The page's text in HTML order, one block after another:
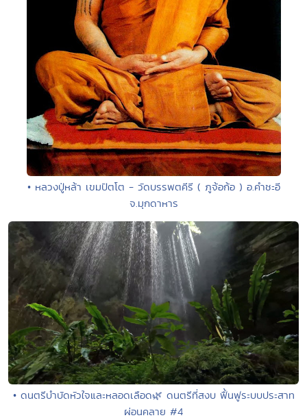
• หลวงปู่หล้า เขมปัตโต - วัดบรรพตคีรี ( ภูจ้อก้อ ) อ.คำชะอี
จ.มุกดาหาร
• ดนตรีบำบัดหัวใจและหลอดเลือด🌿 ดนตรีที่สงบ ฟื้นฟูระบบประสาท
ผ่อนคลาย #4